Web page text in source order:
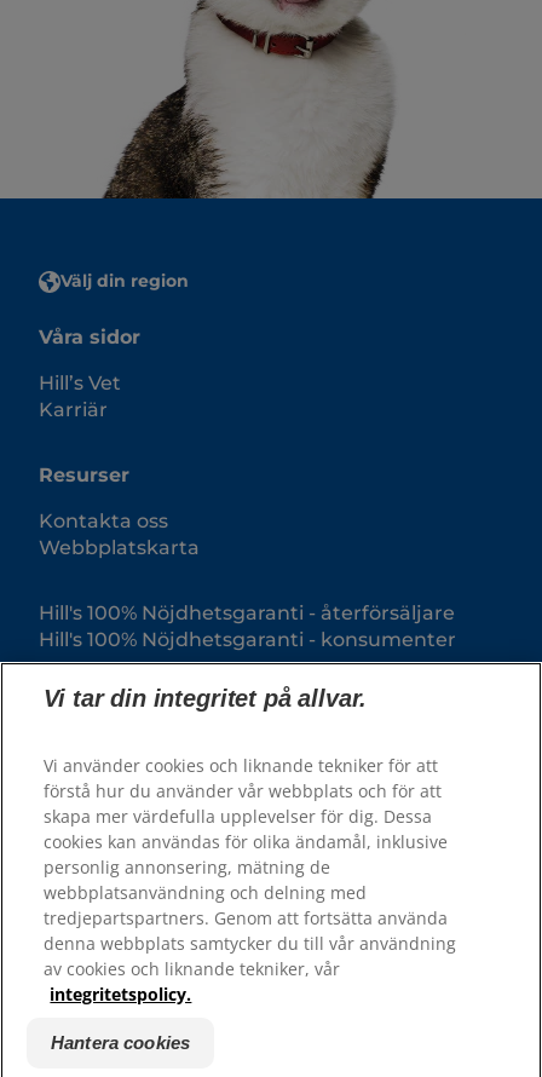
Välj din region
Våra sidor
Hill’s Vet
Karriär
Resurser
Kontakta oss
Webbplatskarta
Hill's 100% Nöjdhetsgaranti - återförsäljare
Hill's 100% Nöjdhetsgaranti - konsumenter
© 2025 Hill's Pet Nutrition, Inc.
All rights reserved.
Såsom det används här, anger det registrerat
varumärke endast i USA; registreringsstatus i andra
geografiska områden kan vara annorlunda. Din
Vi tar din integritet på allvar.
Vi använder cookies och liknande tekniker för att
förstå hur du använder vår webbplats och för att
skapa mer värdefulla upplevelser för dig. Dessa
cookies kan användas för olika ändamål, inklusive
personlig annonsering, mätning de
webbplatsanvändning och delning med
tredjepartspartners. Genom att fortsätta använda
denna webbplats samtycker du till vår användning
av cookies och liknande tekniker, vår
integritetspolicy.
Hantera cookies